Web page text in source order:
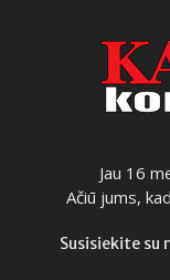
Jau 16
Ačiū jums,
Susisiekite su